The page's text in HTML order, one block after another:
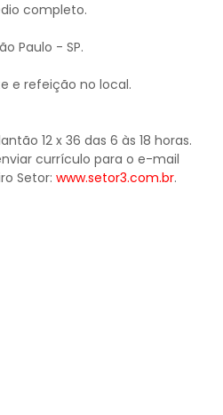
completo.
Paulo - SP.
e refeição no local.
12 x 36 das 6 às 18 horas.
currículo para o e-mail
Setor: www.setor3.com.br.